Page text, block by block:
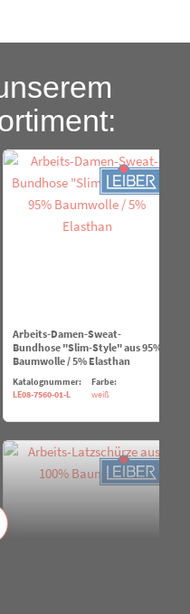
Arbeits-Damen-Sweat-
Bundhose "Slim-Style" aus 95%
Baumwolle / 5% Elasthan
Katalognummer:
LE08-7560-01-L
Farbe:
weiß